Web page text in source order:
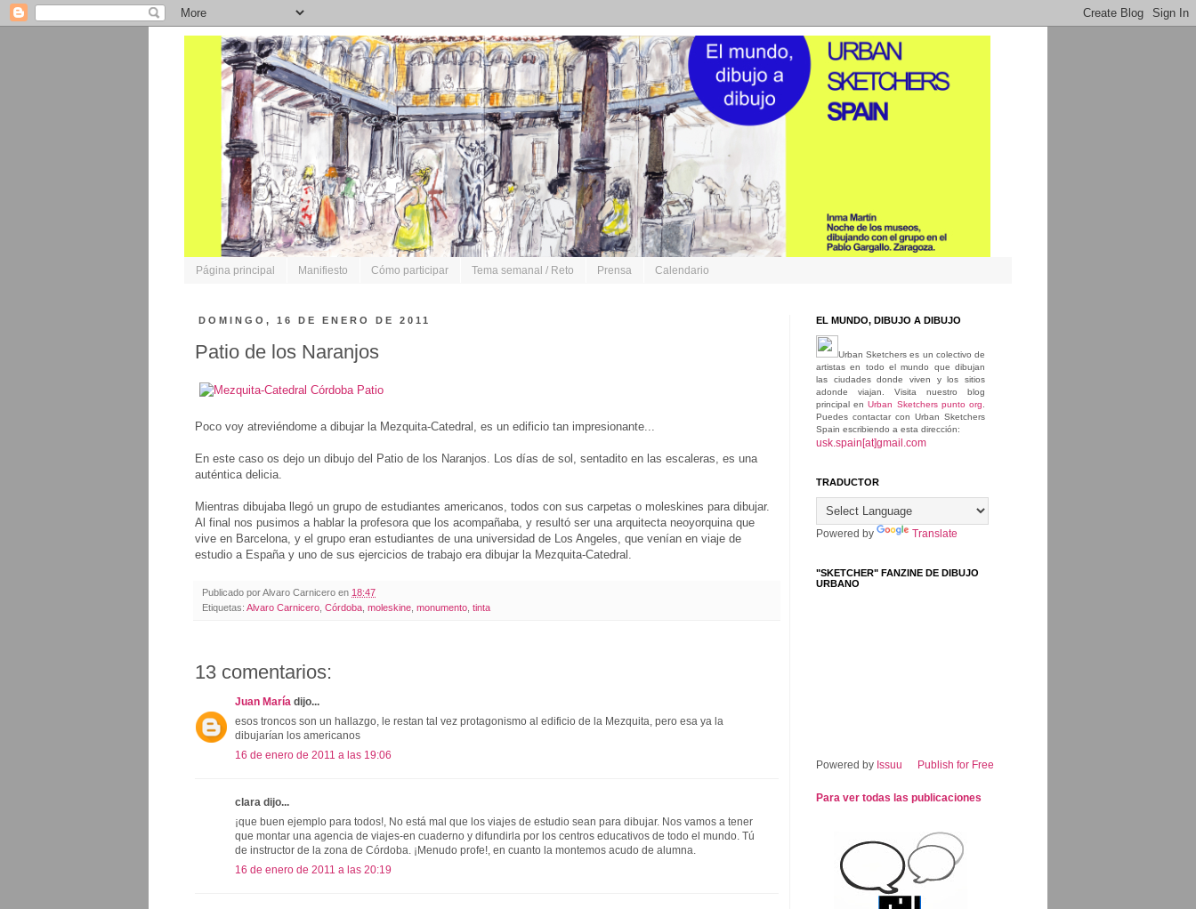
Página principal Manifiesto Cómo participar Tema semanal / Reto Prensa Calendario
DOMINGO, 16 DE ENERO DE 2011
Patio de los Naranjos
Poco voy atreviéndome a dibujar la Mezquita-Catedral, es un edificio tan impresionante...
En este caso os dejo un dibujo del Patio de los Naranjos. Los días de sol, sentadito en las escaleras, es una
auténtica delicia.
Mientras dibujaba llegó un grupo de estudiantes americanos, todos con sus carpetas o moleskines para dibujar.
Al final nos pusimos a hablar la profesora que los acompañaba, y resultó ser una arquitecta neoyorquina que
vive en Barcelona, y el grupo eran estudiantes de una universidad de Los Angeles, que venían en viaje de
estudio a España y uno de sus ejercicios de trabajo era dibujar la Mezquita-Catedral.
Publicado porAlvaro Carnicero en 18:47
Etiquetas: Alvaro Carnicero Córdoba moleskine monumento tinta
13 comentarios:
Juan María dijo...
esos troncos son un hallazgo, le restan tal vez protagonismo al edificio de la Mezquita, pero esa ya la
dibujarían los americanos
16 de enero de 2011 a las 19:06
clara dijo...
¡que buen ejemplo para todos!, No está mal que los viajes de estudio sean para dibujar. Nos vamos a tener
que montar una agencia de viajes-en cuaderno y difundirla por los centros educativos de todo el mundo. Tú
de instructor de la zona de Córdoba. ¡Menudo profe!, en cuanto la montemos acudo de alumna.
16 de enero de 2011 a las 20:19
EL MUNDO, DIBUJO A DIBUJO
Urban Sketchers es un colectivo de
artistas en todo el mundo que dibujan
las ciudades donde viven y los sitios
adonde viajan. Visita nuestro blog
principal enUrban Sketchers punto org.
Puedes contactar con Urban Sketchers
Spain escribiendo a esta dirección:
usk.spain[at]gmail.com
TRADUCTOR
Powered by Translate
"SKETCHER" FANZINE DE DIBUJO
URBANO
Powered by Issuu Publish for Free
Para ver todas las publicaciones